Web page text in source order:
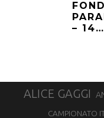
–
ALICE GAGGI
CAMPIONATO